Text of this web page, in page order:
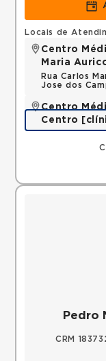
Locais de
Centro
Maria
Rua Carlos
Jose dos
Centro
Centro
Rua Quinze
Pedro
CRM